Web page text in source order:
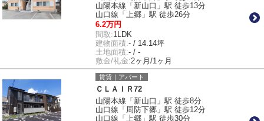
山陽本線「新山口」駅 徒歩13分
山口線「上郷」駅 徒歩26分
6.2万円
間取:1LDK
建物面積:- / 14.14坪
土地面積:- / -
敷金/礼金:2ヶ月/1ヶ月
賃貸｜アパート
ＣＬＡＩＲ72
山陽本線「新山口」駅 徒歩8分
山口線「周防下郷」駅 徒歩12分
山口線「上郷」駅 徒歩30分